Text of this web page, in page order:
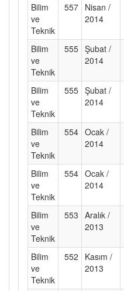
Bilim
ve
Teknik
557 Nisan /
2014
Bilim
ve
Teknik
555 Şubat /
2014
Bilim
ve
Teknik
555 Şubat /
2014
Bilim
ve
Teknik
554 Ocak /
2014
Bilim
ve
Teknik
554 Ocak /
2014
Bilim
ve
Teknik
553 Aralık /
2013
Bilim
ve
Teknik
552
Kasım /
2013